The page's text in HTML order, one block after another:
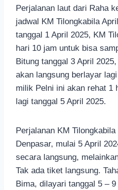
Perjalanan laut dari Raha
jadwal KM Tilongkabila
tanggal 1 April 2025, KM
hari 10 jam untuk bisa
Bitung tanggal 3 April
akan langsung berlayar
milik Pelni ini akan rehat 1
lagi tanggal 5 April 2025.
Perjalanan KM
Denpasar, mulai 5 April
secara langsung,
Tak ada tiket langsung.
Bima, dilayari tanggal 5 –